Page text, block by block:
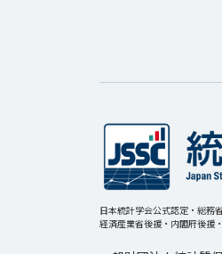
日本統計学会公式認定・総務
経済産業省後援・内閣府後援